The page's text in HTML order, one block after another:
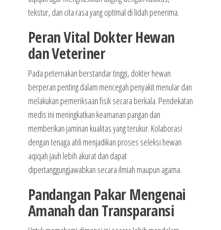
tekstur, dan cita rasa yang optimal di lidah penerima.
Peran Vital Dokter Hewan
dan Veteriner
Pada peternakan berstandar tinggi, dokter hewan
berperan penting dalam mencegah penyakit menular dan
melakukan pemeriksaan fisik secara berkala. Pendekatan
medis ini meningkatkan keamanan pangan dan
memberikan jaminan kualitas yang terukur. Kolaborasi
dengan tenaga ahli menjadikan proses seleksi hewan
aqiqah jauh lebih akurat dan dapat
dipertanggungjawabkan secara ilmiah maupun agama.
Pandangan Pakar Mengenai
Amanah dan Transparansi